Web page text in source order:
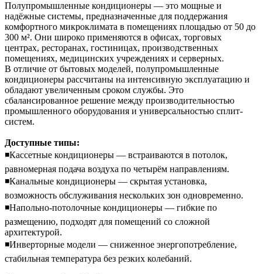
Полупромышленные кондиционеры — это мощные и
надёжные системы, предназначенные для поддержания
комфортного микроклимата в помещениях площадью от 50 до
300 м². Они широко применяются в офисах, торговых
центрах, ресторанах, гостиницах, производственных
помещениях, медицинских учреждениях и серверных.
В отличие от бытовых моделей, полупромышленные
кондиционеры рассчитаны на интенсивную эксплуатацию и
обладают увеличенным сроком службы. Это
сбалансированное решение между производительностью
промышленного оборудования и универсальностью сплит-
систем.
Доступные типы:
◾Кассетные кондиционеры — встраиваются в потолок,
равномерная подача воздуха по четырём направлениям.
◾Канальные кондиционеры — скрытая установка,
возможность обслуживания нескольких зон одновременно.
◾Напольно-потолочные кондиционеры — гибкие по
размещению, подходят для помещений со сложной
архитектурой.
◾Инверторные модели — сниженное энергопотребление,
стабильная температура без резких колебаний.